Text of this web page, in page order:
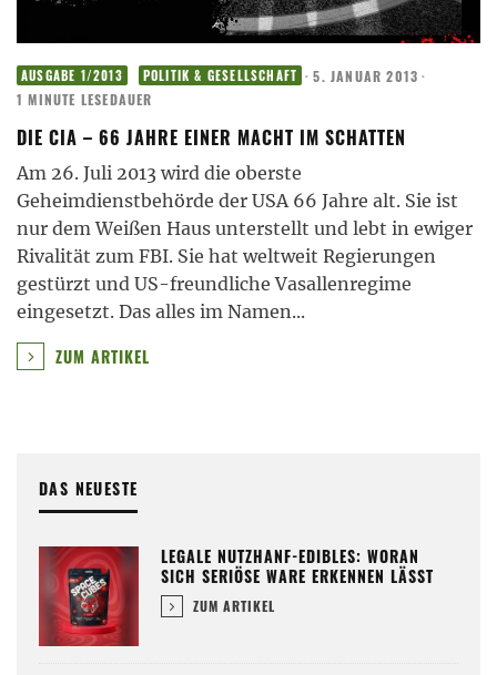
AUSGABE 1/2013 POLITIK & GESELLSCHAFT · 5. JANUAR 2013 ·
1 MINUTE LESEDAUER
DIE CIA – 66 JAHRE EINER MACHT IM SCHATTEN
Am 26. Juli 2013 wird die oberste
Geheimdienstbehörde der USA 66 Jahre alt. Sie ist
nur dem Weißen Haus unterstellt und lebt in ewiger
Rivalität zum FBI. Sie hat weltweit Regierungen
gestürzt und US-freundliche Vasallenregime
eingesetzt. Das alles im Namen...
ZUM ARTIKEL
DAS NEUESTE
LEGALE NUTZHANF-EDIBLES: WORAN
SICH SERIÖSE WARE ERKENNEN LÄSST
ZUM ARTIKEL